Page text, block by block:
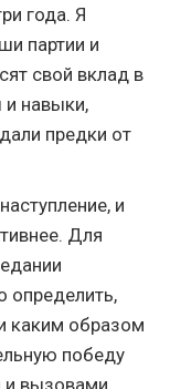
года. Я
партии и
свой вклад в
и навыки,
предки от
и
Для
определить,
каким образом
победу
и вызовами